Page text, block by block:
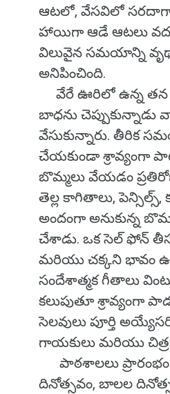
ఆటలో, వేసవిలో సరదాగా
హాయిగా ఆడే ఆటలు
విలువైన సమయాన్ని
అనిపించింది.
వేరే ఊరిలో ఉన్న తన
బాధను చెప్పుకున్నాడు
వేసుకున్నారు. తీరిక
చేయకుండా శ్రావ్యంగా
బొమ్మలు వేయడం
తెల్ల కాగితాలు, పెన్సిల్స్,
అందంగా అనుకున్న
చేశాడు. ఒక సెల్ ఫోన్
మరియు చక్కని భావం
సందేశాత్మక గీతాలు
కలుపుతూ శ్రావ్యంగా
సెలవులు పూర్తి
గాయకులు మరియు
పాఠశాలలు
దినోత్సవం, బాలల